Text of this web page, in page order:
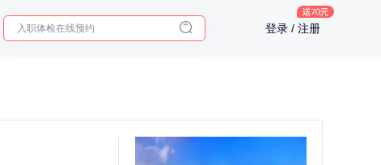
2025年了，给父母预约体检 登录 / 注册